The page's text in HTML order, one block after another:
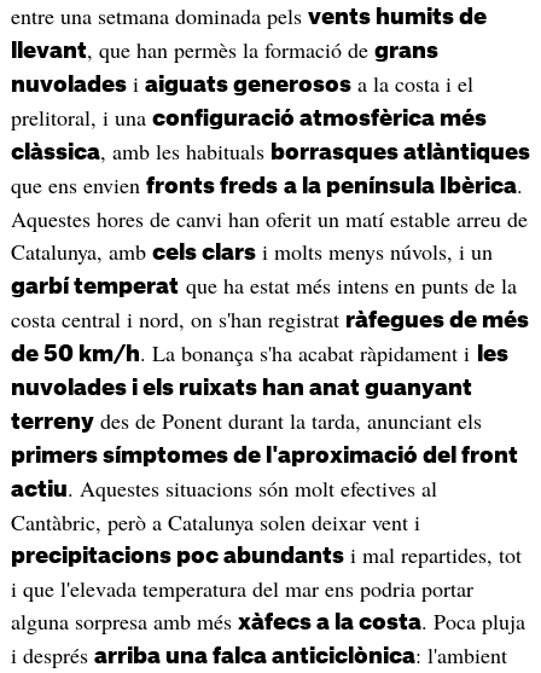
entre una setmana dominada pels vents humits de
llevant, que han permès la formació de grans
nuvoladesi aiguats generososa la costa i el
prelitoral, i una configuració atmosfèrica més
clàssica, amb les habituals borrasques atlàntiques
que ens envien fronts freds a la península Ibèrica.
Aquestes hores de canvi han oferit un matí estable arreu de
Catalunya, amb cels clarsi molts menys núvols, i un
garbí temperatque ha estat més intens en punts de la
costa central i nord, on s'han registrat ràfegues de més
de 50 km/h. La bonança s'ha acabat ràpidament i
les
nuvolades i els ruixats han anat guanyant
terrenydes de Ponent durant la tarda, anunciant els
primers símptomes de l'aproximació del front
actiu. Aquestes situacions són molt efectives al
Cantàbric, però a Catalunya solen deixar vent i
precipitacions poc abundantsi mal repartides, tot
i que l'elevada temperatura del mar ens podria portar
alguna sorpresa amb més xàfecs a la costa. Poca pluja
i després arriba una falca anticiclònica: l'ambient